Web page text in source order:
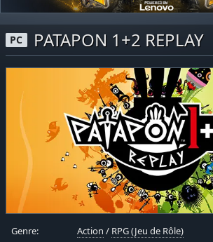
PC PATAPON 1+2 REPLAY
Genre: Action / RPG (Jeu de Rôle)